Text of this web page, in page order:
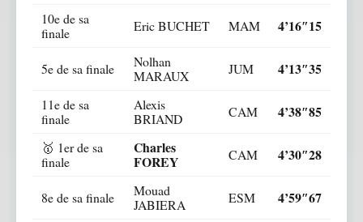
10e de sa
finale
Eric BUCHET MAM 4’16″15
5e de sa finale
Nolhan
MARAUX
JUM 4’13″35
11e de sa
finale
Alexis
BRIAND
CAM 4’38″85
🥇 1er de sa
finale
Charles
FOREY CAM 4’30″28
8e de sa finale
Mouad
JABIERA
ESM 4’59″67